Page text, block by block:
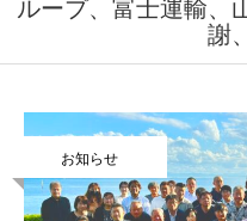
採用情報
募集要項
富士運輸が求める人
ループ、富士運輸、
謝
お知らせ